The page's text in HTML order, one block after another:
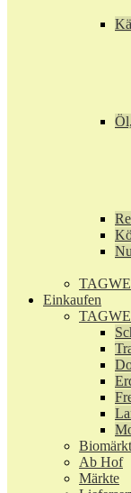
Einkaufen
Ab Hof
Märkte